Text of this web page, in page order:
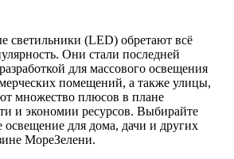
светильники (LED) обретают всё
Они стали последней
для массового освещения
помещений, а также улицы,
множество плюсов в плане
и экономии ресурсов. Выбирайте
освещение для дома, дачи и других
МореЗелени.